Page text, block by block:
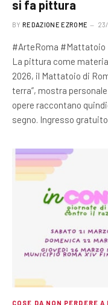
si fa pittura
BY REDAZIONE EZROME
#ArteRoma #Mattatoio
La pittura come materia
2026, il Mattatoio di
terra”, mostra
opere raccontano
segno. Ingresso gratuito.
COSE DA NON PERDERE A